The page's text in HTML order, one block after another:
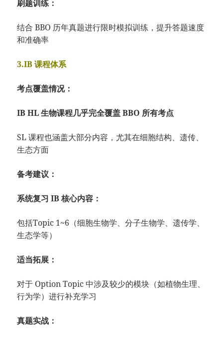
刷题训练：
结合 BBO 历年真题进行限时模拟训练，提升答题速度
和准确率
3.IB 课程体系
考点覆盖情况：
IB HL 生物课程几乎完全覆盖 BBO 所有考点
SL 课程也涵盖大部分内容，尤其在细胞结构、遗传、
生态方面
备考建议：
系统复习 IB 核心内容：
包括Topic 1~6（细胞生物学、分子生物学、遗传学、
生态学等）
适当拓展：
对于 Option Topic 中涉及较少的模块（如植物生理、
行为学）进行补充学习
真题实战：